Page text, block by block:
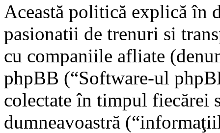
Această politică explică în
pasionatii de trenuri si
cu companiile afliate
phpBB (“Software-ul
colectate în timpul fiecărei
dumneavoastră